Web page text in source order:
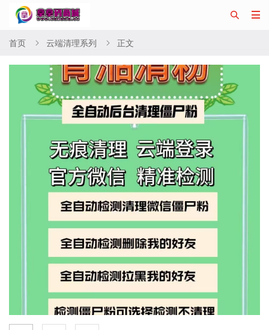


首页  云端清理系列  正文